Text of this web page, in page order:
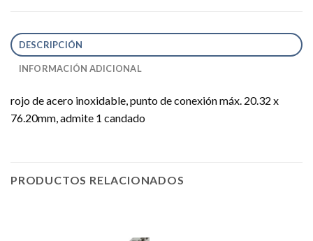
DESCRIPCIÓN
INFORMACIÓN ADICIONAL
rojo de acero inoxidable, punto de conexión máx. 20.32 x
76.20mm, admite 1 candado
PRODUCTOS RELACIONADOS